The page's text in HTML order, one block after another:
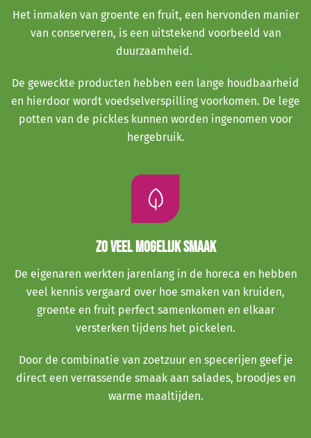
Het inmaken van groente en fruit, een hervonden manier
van conserveren, is een uitstekend voorbeeld van
duurzaamheid.
De geweckte producten hebben een lange houdbaarheid
en hierdoor wordt voedselverspilling voorkomen. De lege
potten van de pickles kunnen worden ingenomen voor
hergebruik.
Zo veel mogelijk smaak
De eigenaren werkten jarenlang in de horeca en hebben
veel kennis vergaard over hoe smaken van kruiden,
groente en fruit perfect samenkomen en elkaar
versterken tijdens het pickelen.
Door de combinatie van zoetzuur en specerijen geef je
direct een verrassende smaak aan salades, broodjes en
warme maaltijden.